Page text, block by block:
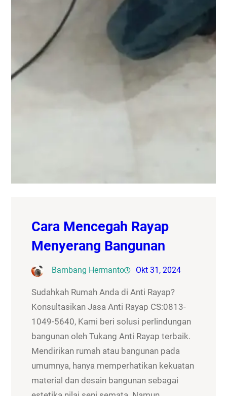
Cara Mencegah Rayap
Menyerang Bangunan
Bambang Hermanto Okt 31, 2024
Sudahkah Rumah Anda di Anti Rayap?
Konsultasikan Jasa Anti Rayap CS:0813-
1049-5640, Kami beri solusi perlindungan
bangunan oleh Tukang Anti Rayap terbaik.
Mendirikan rumah atau bangunan pada
umumnya, hanya memperhatikan kekuatan
material dan desain bangunan sebagai